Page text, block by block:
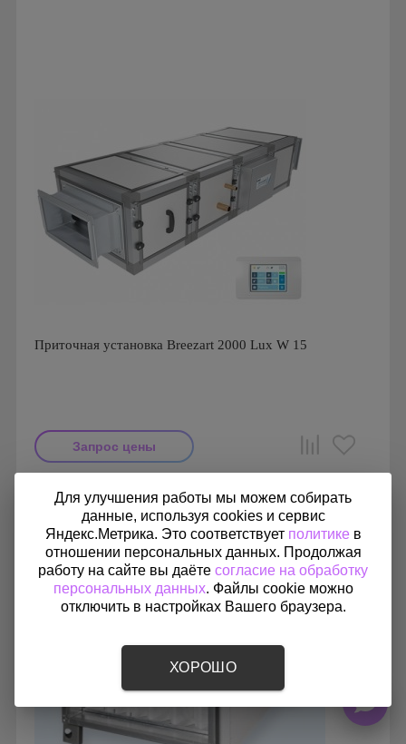
Приточная установка Breezart 2000 Lux W 15
Запрос цены
Производитель: Breezart
Страна производства: Россия.
Для улучшения работы мы можем собирать
данные, используя cookies и сервис
Яндекс.Метрика. Это соответствует политикев
отношении персональных данных. Продолжая
работу на сайте вы даёте согласие на обработку
персональных данных. Файлы cookie можно
отключить в настройках Вашего браузера.
ХОРОШО